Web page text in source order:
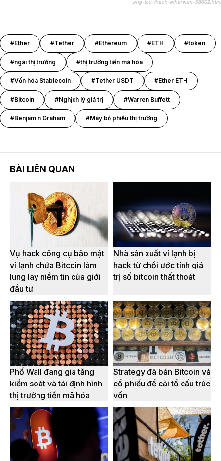
ang-thu-thach-ethereum-58602.html
#Ether #Tether #Ethereum #ETH #token
#ngài thị trường #thị trường tiền mã hóa
#Vốn hóa Stablecoin #Tether USDT #Ether ETH
#Bitcoin #Nghịch lý giá trị #Warren Buffett
#Benjamin Graham #Máy bỏ phiếu thị trường
BÀI LIÊN QUAN
Vụ hack công cụ bảo mật
ví lạnh chứa Bitcoin làm
lung lay niềm tin của giới
đầu tư
Nhà sản xuất ví lạnh bị
hack từ chối ước tính giá
trị số bitcoin thất thoát
Phố Wall đang gia tăng
kiểm soát và tái định hình
thị trường tiền mã hóa
Strategy đã bán Bitcoin và
cổ phiếu để cải tổ cấu trúc
vốn